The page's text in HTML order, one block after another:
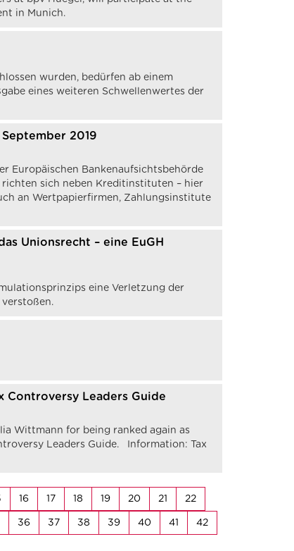
in Munich.
wurden, bedürfen ab einem
eines weiteren Schwellenwertes der
2019
Europäischen Bankenaufsichtsbehörde
sich neben Kreditinstituten – hier
an Wertpapierfirmen, Zahlungsinstitute
Unionsrecht – eine EuGH
eine Verletzung der
Controversy Leaders Guide
Wittmann for being ranked again as
Leaders Guide. Information: Tax
16 17 18 19 20 21 22
36 37 38 39 40 41 42